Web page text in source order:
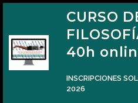
CURSO
40h
INSCRIPCIONES
2026